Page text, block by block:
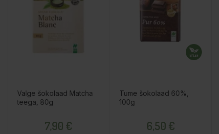
Valge šokolaad Matcha
teega, 80g
7,90 €
Tume šokolaad 60%,
100g
6,50 €